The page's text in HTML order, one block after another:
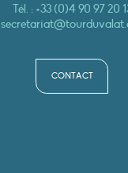
Tél. :+33 (0)4 90 97 20
CONTACT